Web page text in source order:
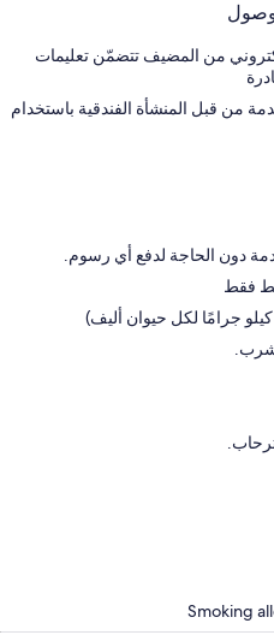
من المضيف تتضمّن تعليمات
من قبل المنشأة الفندقية باستخدام
دون الحاجة لدفع أي رسوم.
فقط
Smoking